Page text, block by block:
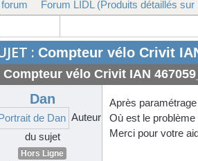
forum
Forum LIDL (Produits détaillés
: Compteur vélo Crivit
Compteur vélo Crivit IAN
Dan
Auteur
du sujet
Hors Ligne
Après
Où est le problème
Merci pour votre